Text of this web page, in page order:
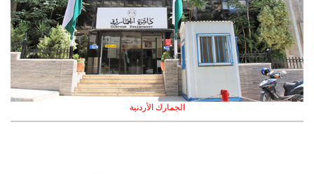
الجمارك الأردنية